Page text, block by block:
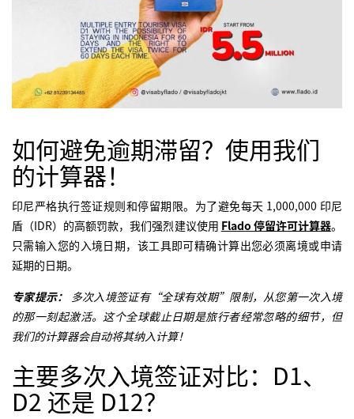
如何避免逾期滞留？使用我们
的计算器！
印尼严格执行签证规则和停留期限。为了避免每天 1,000,000 印尼
盾（IDR）的高额罚款，我们强烈建议使用 Flado 停留许可计算器。
只需输入您的入境日期，该工具即可精确计算出您必须离境或申请
延期的日期。
专家提示：
多次入境签证有“全球有效期”限制，从您第一次入境
的那一刻起激活。这个全球截止日期是旅行者经常忽略的细节，但
我们的计算器会自动将其纳入计算！
主要多次入境签证对比：D1、
D2 还是 D12？